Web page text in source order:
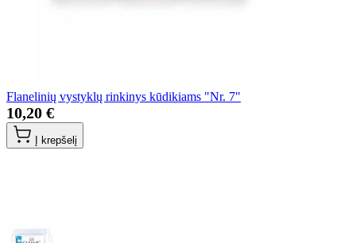
Flanelinių vystyklų rinkinys kūdikiams "Nr. 7"
10,20 €
Į krepšelį